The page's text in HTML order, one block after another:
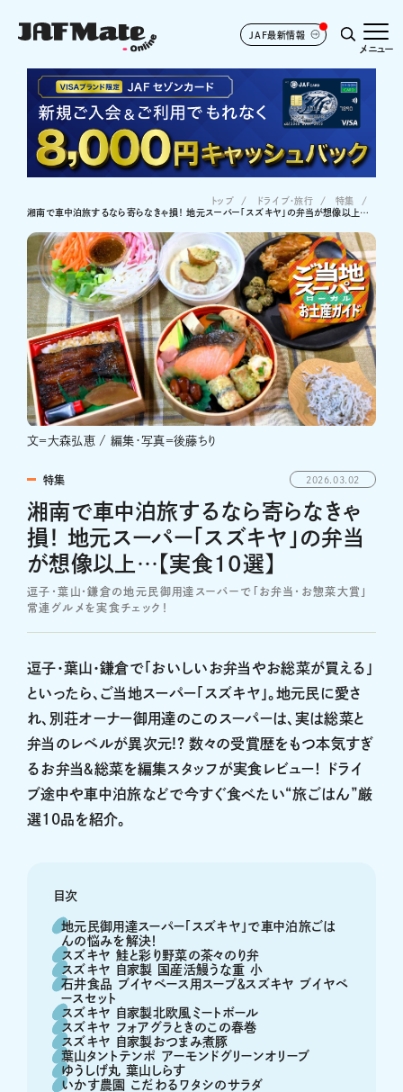
JAF最新情報
メニュー
トップ ドライブ･旅行
特集
湘南で車中泊旅するなら寄らなきゃ損！ 地元スーパー「スズキヤ」の弁当が想像以上…【実食10選】
文＝大森弘恵 / 編集・写真＝後藤ちり
特集 2026.03.02
湘南で車中泊旅するなら寄らなきゃ
損！ 地元スーパー「スズキヤ」の弁当
が想像以上…【実食10選】
逗子・葉山・鎌倉の地元民御用達スーパーで「お弁当・お惣菜大賞」
常連グルメを実食チェック！
逗子・葉山・鎌倉で「おいしいお弁当やお総菜が買える」
といったら、ご当地スーパー「スズキヤ」。地元民に愛さ
れ、別荘オーナー御用達のこのスーパーは、実は総菜と
弁当のレベルが異次元!? 数々の受賞歴をもつ本気すぎ
るお弁当＆総菜を編集スタッフが実食レビュー！ ドライ
ブ途中や車中泊旅などで今すぐ食べたい“旅ごはん”厳
選10品を紹介。
目次
地元民御用達スーパー「スズキヤ」で車中泊旅ごは
んの悩みを解決！
スズキヤ 鮭と彩り野菜の茶々のり弁
スズキヤ 自家製 国産活鰻うな重 小
石井食品 ブイヤベース用スープ＆スズキヤ ブイヤベ
ースセット
スズキヤ 自家製北欧風ミートボール
スズキヤ フォアグラときのこの春巻
スズキヤ 自家製おつまみ煮豚
葉山タントテンポ アーモンドグリーンオリーブ
ゆうしげ丸 葉山しらす
いかす農園 こだわるワタシのサラダ